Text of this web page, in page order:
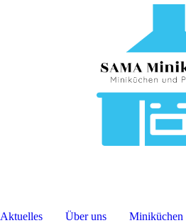
Aktuelles Über uns Miniküchen